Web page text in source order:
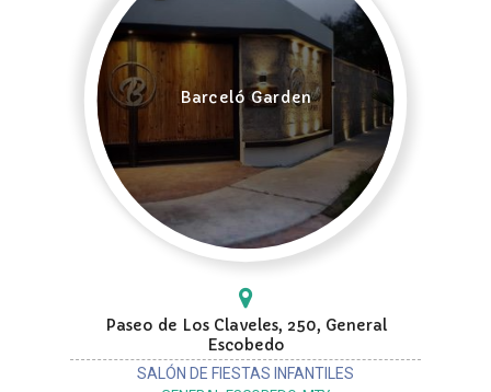
Barceló Garden
Paseo de Los Claveles, 250, General
Escobedo
SALÓN DE FIESTAS INFANTILES